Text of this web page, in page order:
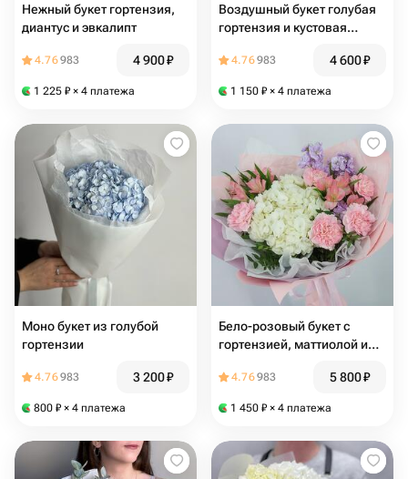
Нежный букет гортензия,
диантус и эвкалипт
4.76983 4 900₽
1 225 ₽ × 4 платежа
Воздушный букет голубая
гортензия и кустовая
4.76983 4 600₽
1 150 ₽ × 4 платежа
Моно букет из голубой
гортензии
4.76983 3 200₽
800 ₽ × 4 платежа
Бело-розовый букет с
гортензией, маттиолой и
4.76983 5 800₽
1 450 ₽ × 4 платежа